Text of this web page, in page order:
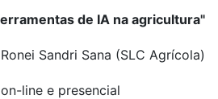
de IA na agricultura"
Sandri Sana (SLC Agrícola)
line e presencial